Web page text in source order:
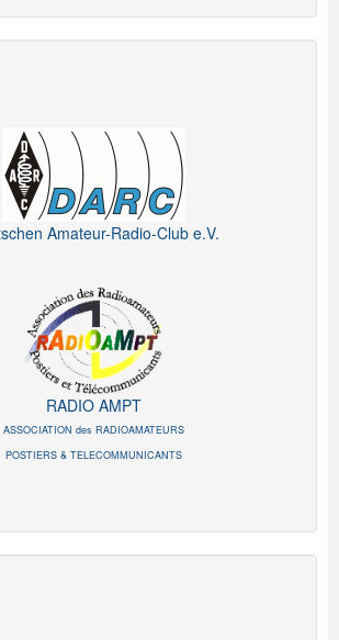
Amateur-Radio-Club e.V.
RADIO AMPT
ASSOCIATION des RADIOAMATEURS
POSTIERS & TELECOMMUNICANTS